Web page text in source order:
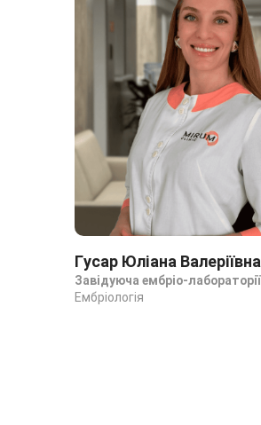
Гусар Юліана Валеріївна
Завідуюча ембріо-лабораторії
Ембріологія